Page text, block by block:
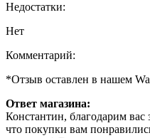
Недостатки:
Нет
Комментарий:
*Отзыв оставлен в нашем
Ответ магазина:
Константин, благодарим
что покупки вам